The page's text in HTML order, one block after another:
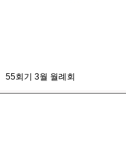
55회기 3월 월례회